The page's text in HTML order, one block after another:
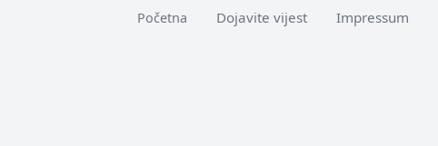
Početna Dojavite vijest Impressum